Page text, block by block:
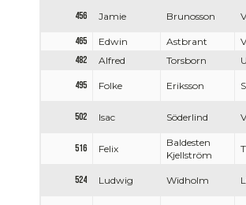
456 Jamie Brunosson
465 Edwin Astbrant
482
Alfred Torsborn
495 Folke Eriksson
502 Isac Söderlind
516 Felix
Baldesten
Kjellström
524 Ludwig Widholm